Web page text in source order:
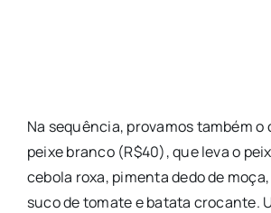
Na sequência, provamos também o
peixe branco (R$40), que leva o
cebola roxa, pimenta dedo de
suco de tomate e batata crocante.